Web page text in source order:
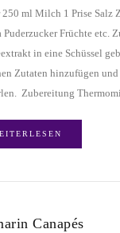
250 ml Milch 1 Prise Salz
Früchte etc.
in eine Schüssel
Zutaten hinzufügen
Zubereitung
Canapés